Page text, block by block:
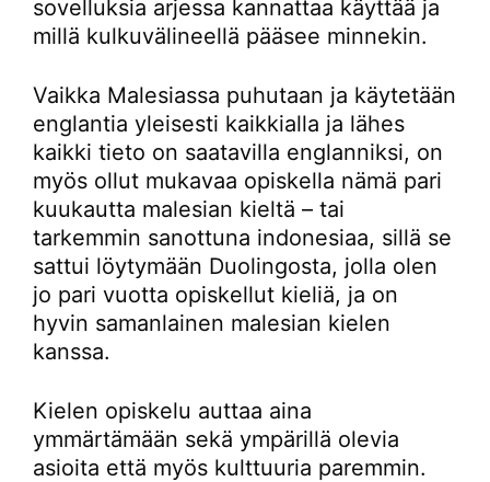
sovelluksia arjessa kannattaa käyttää ja
millä kulkuvälineellä pääsee minnekin.
Vaikka Malesiassa puhutaan ja käytetään
englantia yleisesti kaikkialla ja lähes
kaikki tieto on saatavilla englanniksi, on
myös ollut mukavaa opiskella nämä pari
kuukautta malesian kieltä – tai
tarkemmin sanottuna indonesiaa, sillä se
sattui löytymään Duolingosta, jolla olen
jo pari vuotta opiskellut kieliä, ja on
hyvin samanlainen malesian kielen
kanssa.
Kielen opiskelu auttaa aina
ymmärtämään sekä ympärillä olevia
asioita että myös kulttuuria paremmin.